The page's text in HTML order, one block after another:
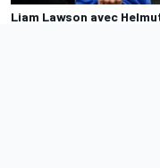
Liam Lawson avec